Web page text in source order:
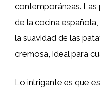
contemporáneas. Las
de la cocina
la suavidad de las
cremosa, ideal para
Lo intrigante es que